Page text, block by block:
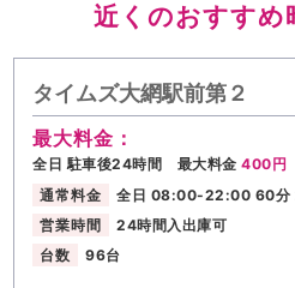
近くのおすすめ
タイムズ大網駅前第２
最大料金：
全日 駐車後24時間 最大料金400円
通常料金
全日 08:00-22:00 60分
営業時間
24時間入出庫可
台数
96台